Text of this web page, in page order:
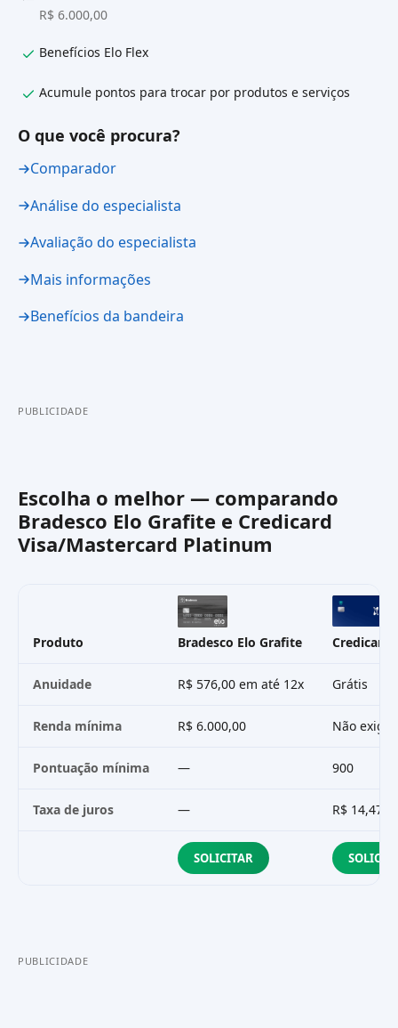
R$ 6.000,00
Benefícios Elo Flex
Acumule pontos para trocar por produtos e serviços
O que você procura?
Comparador
Análise do especialista
Avaliação do especialista
Mais informações
Benefícios da bandeira
PUBLICIDADE
Escolha o melhor — comparando
Bradesco Elo Grafite e Credicard
Visa/Mastercard Platinum
Produto Bradesco Elo Grafite Credicard
Anuidade R$ 576,00 em até 12x Grátis
Renda mínima R$ 6.000,00 Não
Pontuação mínima — 900
Taxa de juros — R$ 14,47
SOLICITAR
PUBLICIDADE